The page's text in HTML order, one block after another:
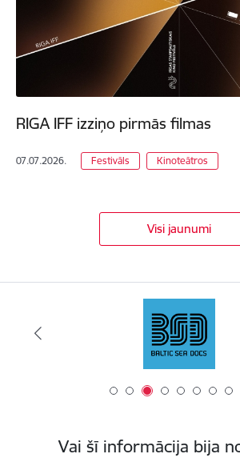
RIGA IFF izziņo pirmās filmas
07.07.2026. Festivāls Kinoteātros
Visi jaunumi
Vai šī informācija bija